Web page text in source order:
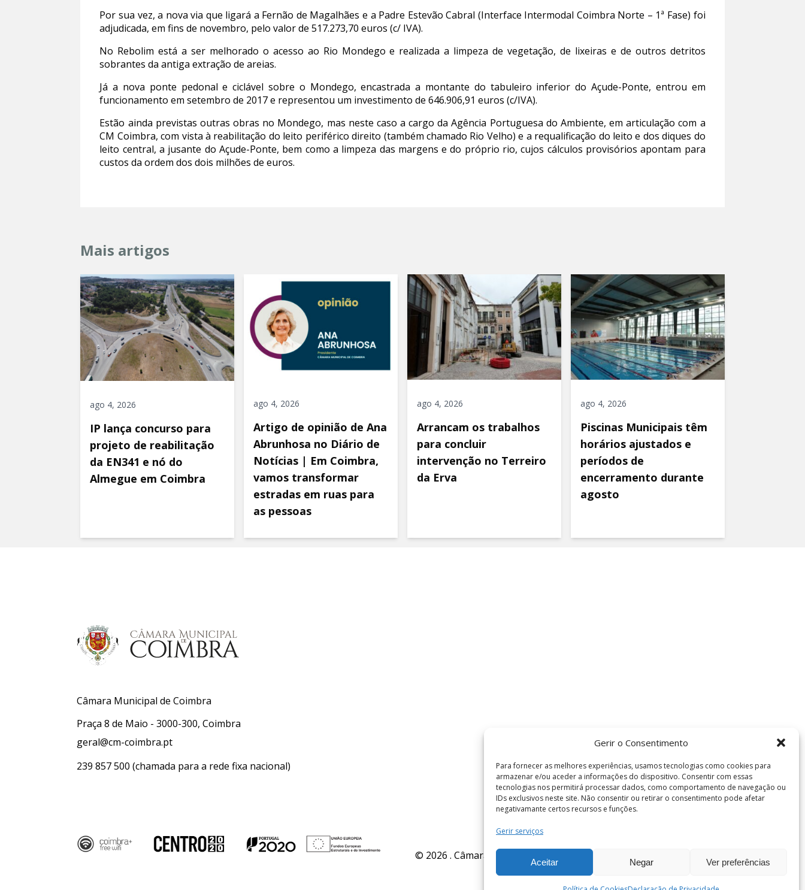
Gerir o Consentimento
Para fornecer as melhores experiências, usamos tecnologias como cookies para
armazenar e/ou aceder a informações do dispositivo. Consentir com essas
tecnologias nos permitirá processar dados, como comportamento de navegação ou
IDs exclusivos neste site. Não consentir ou retirar o consentimento pode afetar
negativamante certos recursos e funções.
Gerir serviços
Aceitar Negar Ver preferências
Por sua vez, a nova via que ligará a Fernão de Magalhães e a Padre Estevão Cabral (Interface Intermodal Coimbra Norte – 1ª Fase) foi
adjudicada, em fins de novembro, pelo valor de 517.273,70 euros (c/ IVA).
No Rebolim está a ser melhorado o acesso ao Rio Mondego e realizada a limpeza de vegetação, de lixeiras e de outros detritos
sobrantes da antiga extração de areias.
Já a nova ponte pedonal e ciclável sobre o Mondego, encastrada a montante do tabuleiro inferior do Açude-Ponte, entrou em
funcionamento em setembro de 2017 e representou um investimento de 646.906,91 euros (c/IVA).
Estão ainda previstas outras obras no Mondego, mas neste caso a cargo da Agência Portuguesa do Ambiente, em articulação com a
CM Coimbra, com vista à reabilitação do leito periférico direito (também chamado Rio Velho) e a requalificação do leito e dos diques do
leito central, a jusante do Açude-Ponte, bem como a limpeza das margens e do próprio rio, cujos cálculos provisórios apontam para
custos da ordem dos dois milhões de euros.
Mais artigos
ago 4, 2026
IP lança concurso para
projeto de reabilitação
da EN341 e nó do
Almegue em Coimbra
ago 4, 2026
Artigo de opinião de Ana
Abrunhosa no Diário de
Notícias | Em Coimbra,
vamos transformar
estradas em ruas para
as pessoas
ago 4, 2026
Arrancam os trabalhos
para concluir
intervenção no Terreiro
da Erva
ago 4, 2026
Piscinas Municipais têm
horários ajustados e
períodos de
encerramento durante
agosto
Câmara Municipal de Coimbra
Praça 8 de Maio - 3000-300, Coimbra
geral@cm-coimbra.pt
239 857 500 (chamada para a rede fixa nacional)
© 2026 . Câmara Municipal de Coimbra . Todos os direitos reservados.